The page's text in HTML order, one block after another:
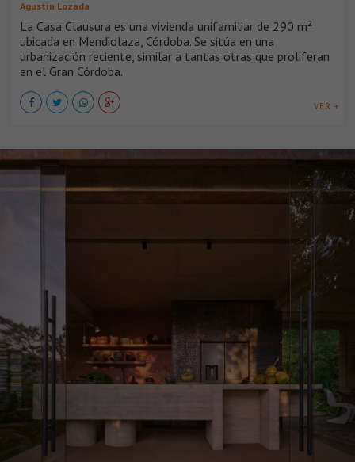
Agustín Lozada
La Casa Clausura es una vivienda unifamiliar de 290 m²
ubicada en Mendiolaza, Córdoba. Se sitúa en una
urbanización reciente, similar a tantas otras que proliferan
en el Gran Córdoba.
VER +